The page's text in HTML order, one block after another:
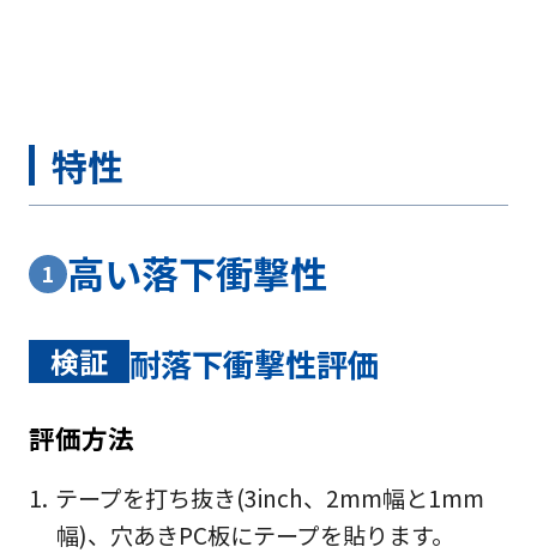
特性
1 高い落下衝撃性
検証 耐落下衝撃性評価
評価方法
テープを打ち抜き(3inch、2mm幅と1mm
幅)、穴あきPC板にテープを貼ります。